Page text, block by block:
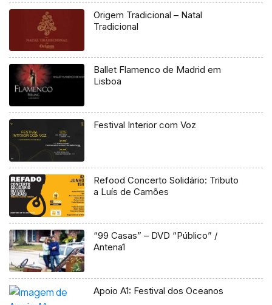
Origem Tradicional – Natal
Tradicional
Ballet Flamenco de Madrid em
Lisboa
Festival Interior com Voz
Refood Concerto Solidário: Tributo
a Luís de Camões
“99 Casas” – DVD “Público” /
Antena1
Apoio A1: Festival dos Oceanos